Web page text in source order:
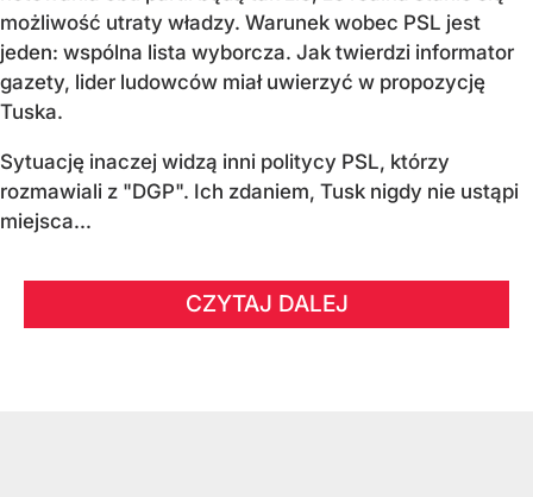
możliwość utraty władzy. Warunek wobec PSL jest
jeden: wspólna lista wyborcza. Jak twierdzi informator
gazety, lider ludowców miał uwierzyć w propozycję
Tuska.
Sytuację inaczej widzą inni politycy PSL, którzy
rozmawiali z "DGP". Ich zdaniem, Tusk nigdy nie ustąpi
miejsca...
CZYTAJ DALEJ